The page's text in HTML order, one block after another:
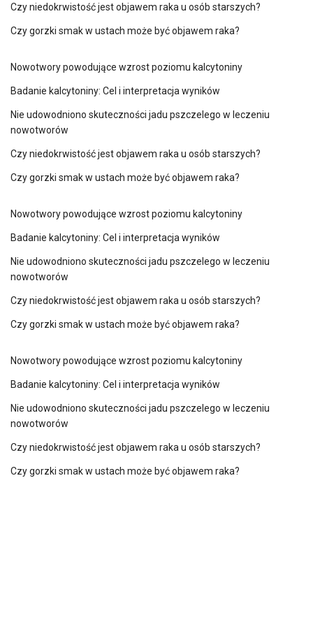
Czy niedokrwistość jest objawem raka u osób starszych?
Czy gorzki smak w ustach może być objawem raka?
Nowotwory powodujące wzrost poziomu kalcytoniny
Badanie kalcytoniny: Cel i interpretacja wyników
Nie udowodniono skuteczności jadu pszczelego w leczeniu
nowotworów
Czy niedokrwistość jest objawem raka u osób starszych?
Czy gorzki smak w ustach może być objawem raka?
Nowotwory powodujące wzrost poziomu kalcytoniny
Badanie kalcytoniny: Cel i interpretacja wyników
Nie udowodniono skuteczności jadu pszczelego w leczeniu
nowotworów
Czy niedokrwistość jest objawem raka u osób starszych?
Czy gorzki smak w ustach może być objawem raka?
Nowotwory powodujące wzrost poziomu kalcytoniny
Badanie kalcytoniny: Cel i interpretacja wyników
Nie udowodniono skuteczności jadu pszczelego w leczeniu
nowotworów
Czy niedokrwistość jest objawem raka u osób starszych?
Czy gorzki smak w ustach może być objawem raka?